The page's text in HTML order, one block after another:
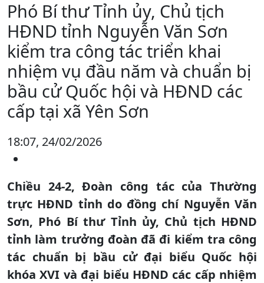
Phó Bí thư Tỉnh ủy, Chủ tịch
HĐND tỉnh Nguyễn Văn Sơn
kiểm tra công tác triển khai
nhiệm vụ đầu năm và chuẩn bị
bầu cử Quốc hội và HĐND các
cấp tại xã Yên Sơn
18:07, 24/02/2026
Chiều 24-2, Đoàn công tác của Thường
trực HĐND tỉnh do đồng chí Nguyễn Văn
Sơn, Phó Bí thư Tỉnh ủy, Chủ tịch HĐND
tỉnh làm trưởng đoàn đã đi kiểm tra công
tác chuẩn bị bầu cử đại biểu Quốc hội
khóa XVI và đại biểu HĐND các cấp nhiệm